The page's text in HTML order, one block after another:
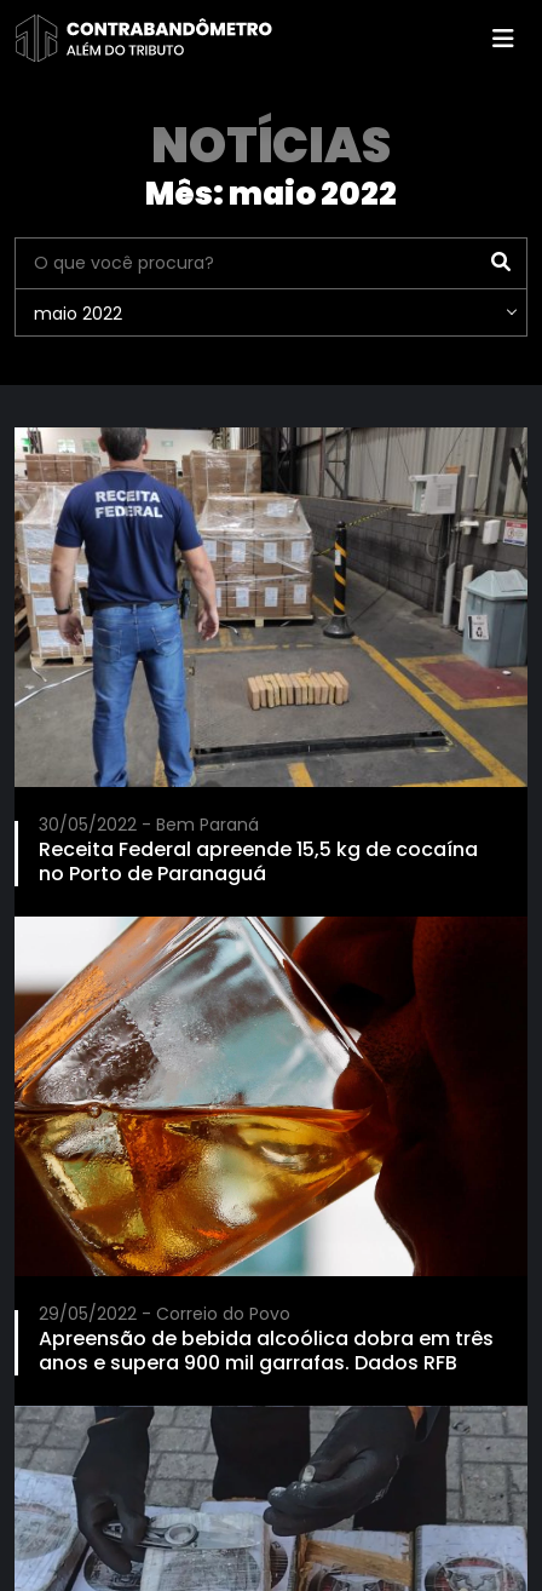
Pular
para
NOTÍCIAS
Mês:maio 2022
maio 2022
30/05/2022 - Bem Paraná
Receita Federal apreende 15,5 kg de cocaína
no Porto de Paranaguá
29/05/2022 - Correio do Povo
Apreensão de bebida alcoólica dobra em três
anos e supera 900 mil garrafas. Dados RFB